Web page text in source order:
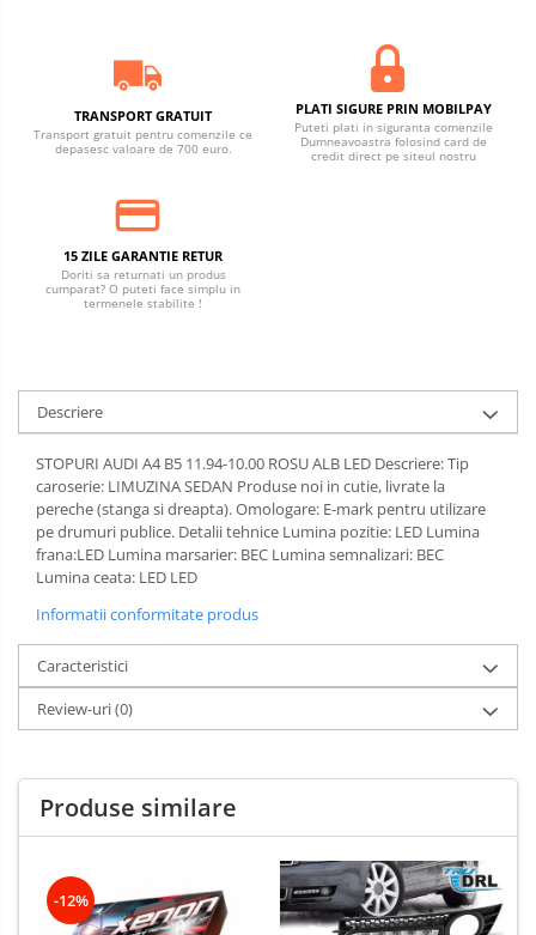
TRANSPORT GRATUIT
Transport gratuit pentru comenzile ce
depasesc valoare de 700 euro.
PLATI SIGURE PRIN MOBILPAY
Puteti plati in siguranta comenzile
Dumneavoastra folosind card de
credit direct pe siteul nostru
15 ZILE GARANTIE RETUR
Doriti sa returnati un produs
cumparat? O puteti face simplu in
termenele stabilite !
Descriere
STOPURI AUDI A4 B5 11.94-10.00 ROSU ALB LED Descriere: Tip
caroserie: LIMUZINA SEDAN Produse noi in cutie, livrate la
pereche (stanga si dreapta). Omologare: E-mark pentru utilizare
pe drumuri publice. Detalii tehnice Lumina pozitie: LED Lumina
frana:LED Lumina marsarier: BEC Lumina semnalizari: BEC
Lumina ceata: LED LED
Informatii conformitate produs
Caracteristici
Review-uri(0)
Produse similare
-12%